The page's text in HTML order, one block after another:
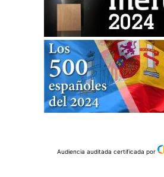
Audiencia auditada certificada por